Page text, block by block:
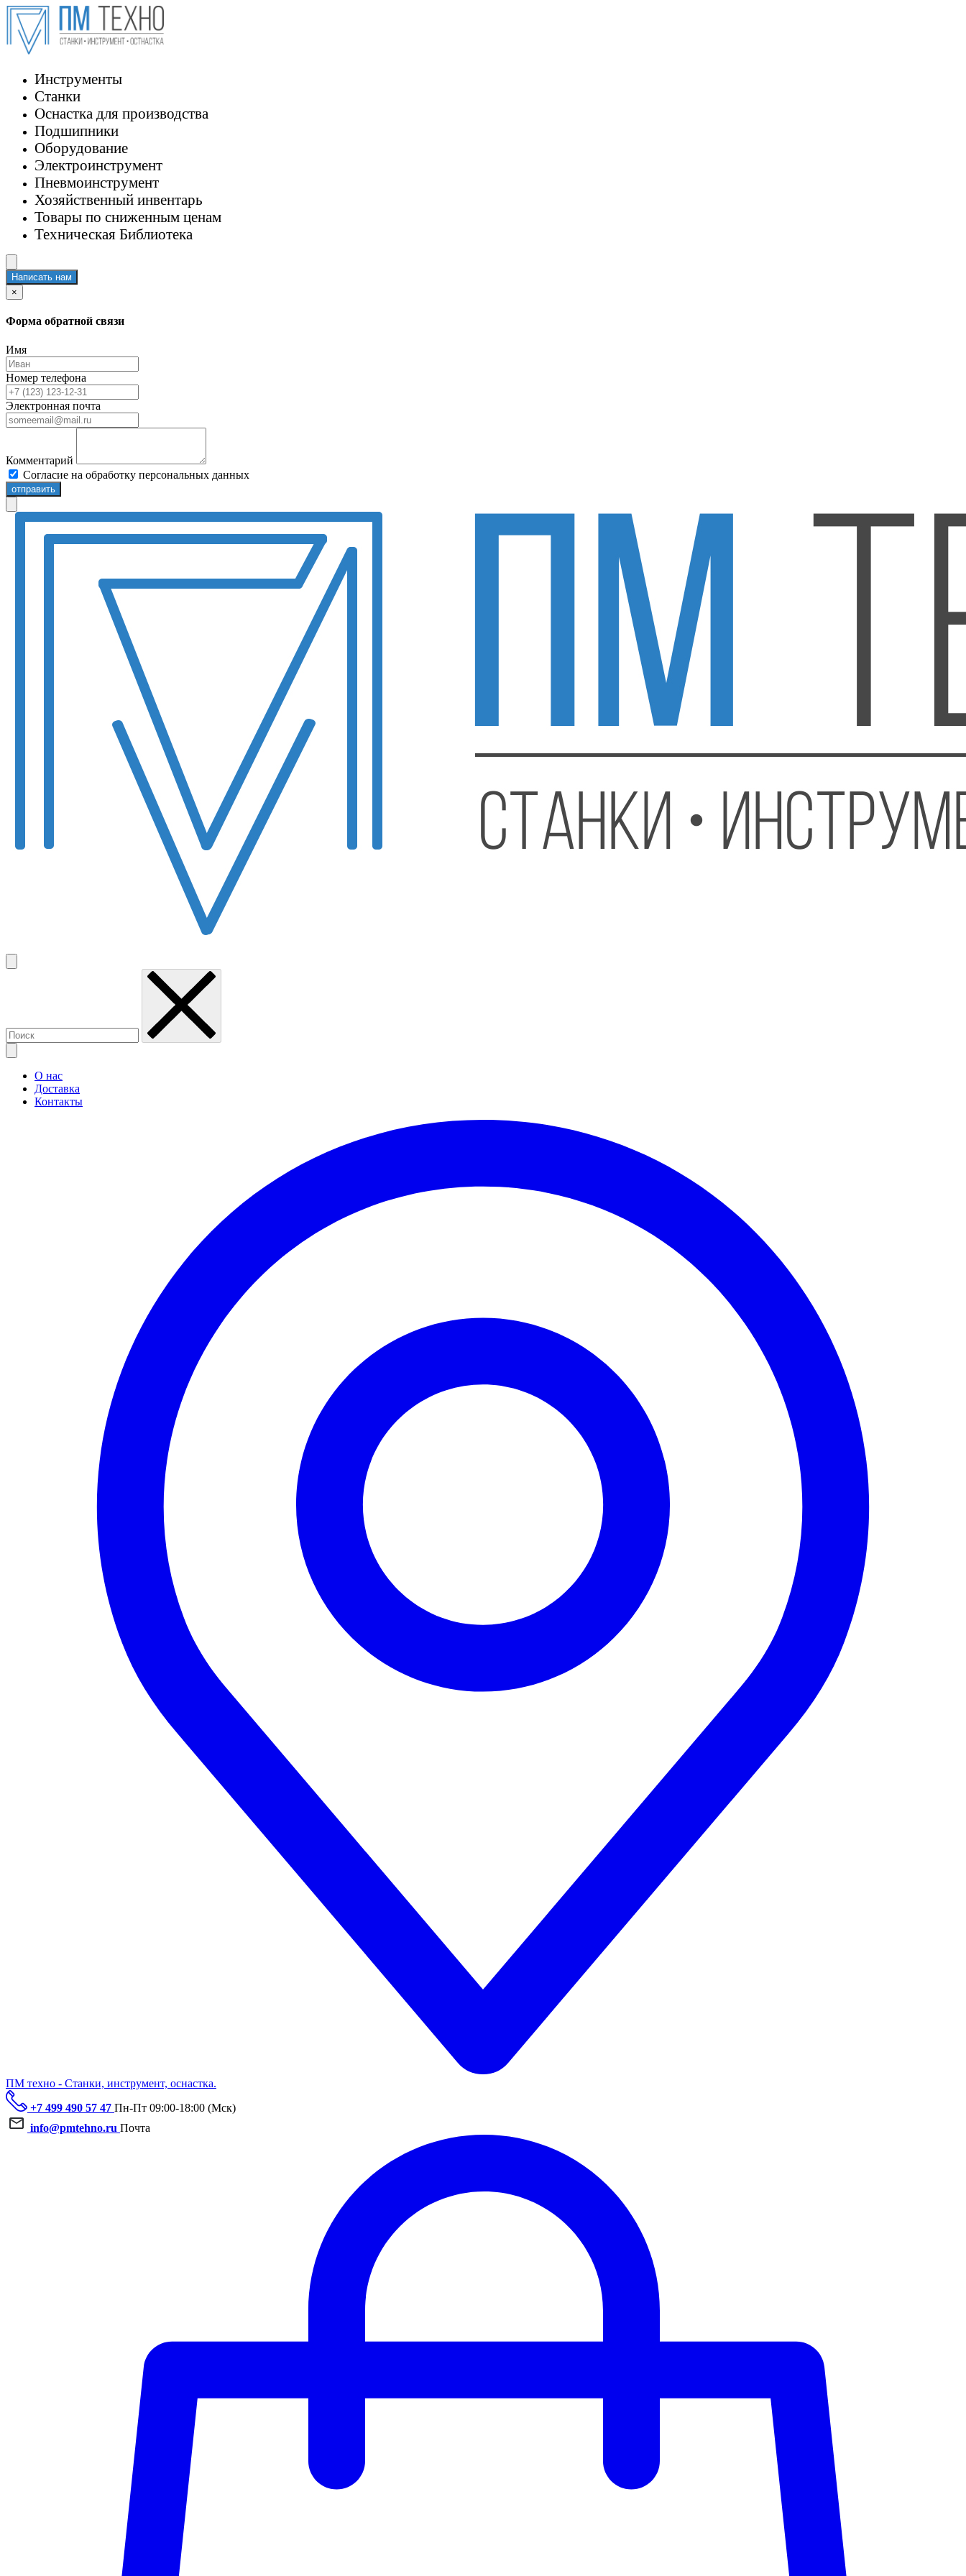
Инструменты
Станки
Оснастка для производства
Подшипники
Оборудование
Электроинструмент
Пневмоинструмент
Хозяйственный инвентарь
Товары по сниженным ценам
Техническая Библиотека
Написать нам
×
Форма обратной связи
Имя
Номер телефона
Электронная почта
Комментарий
Согласие на обработку персональных данных
отправить
О нас
Доставка
Контакты
ПМ техно - Станки, инструмент, оснастка.
+7 499 490 57 47 Пн-Пт 09:00-18:00 (Мск)
info@pmtehno.ru Почта